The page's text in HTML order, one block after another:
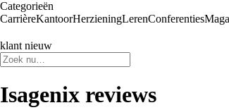
Categorieën
CarrièreKantoorHerzieningLerenConferenties
klant nieuw
Isagenix reviews